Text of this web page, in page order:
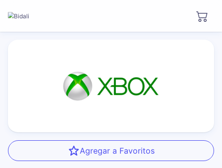
Agregar a Favoritos